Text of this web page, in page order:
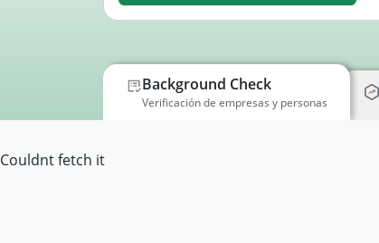
Background Check
Verificación de empresas y personas
Couldnt fetch it